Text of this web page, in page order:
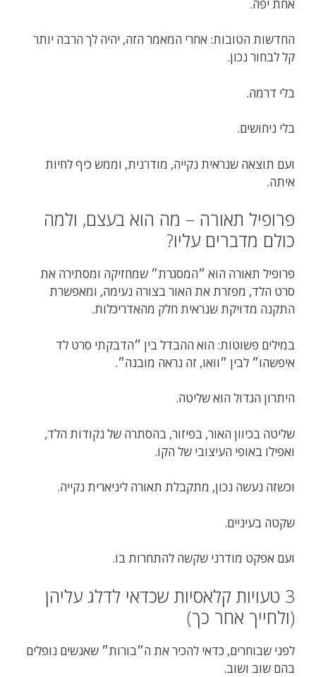
אחת יפה.
החדשות הטובות: אחרי המאמר הזה, יהיה לך הרבה יותר
קל לבחור נכון.
בלי דרמה.
בלי ניחושים.
ועם תוצאה שנראית נקייה, מודרנית, וממש כיף לחיות
איתה.
פרופיל תאורה – מה הוא בעצם, ולמה
כולם מדברים עליו?
פרופיל תאורה הוא ״המסגרת״ שמחזיקה ומסתירה את
סרט הלד, מפזרת את האור בצורה נעימה, ומאפשרת
התקנה מדויקת שנראית חלק מהאדריכלות.
במילים פשוטות: הוא ההבדל בין ״הדבקתי סרט לד
איפשהו״ לבין ״וואו, זה נראה מובנה״.
היתרון הגדול הוא שליטה.
שליטה בכיוון האור, בפיזור, בהסתרה של נקודות הלד,
ואפילו באופי העיצובי של הקו.
וכשזה נעשה נכון, מתקבלת תאורה ליניארית נקייה.
שקטה בעיניים.
ועם אפקט מודרני שקשה להתחרות בו.
3 טעויות קלאסיות שכדאי לדלג עליהן
(ולחייך אחר כך)
לפני שבוחרים, כדאי להכיר את ה״בורות״ שאנשים נופלים
בהם שוב ושוב.